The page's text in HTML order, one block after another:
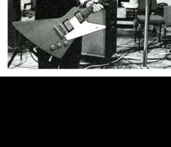
„Zooropa – 30th Anniversary
Edition Gatefold“ (VÖ: 20.
Foto nur zur Nutzung im
mit diesem Release